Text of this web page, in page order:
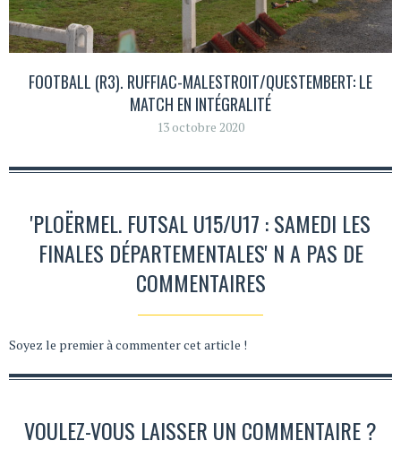
FOOTBALL (R3). RUFFIAC-MALESTROIT/QUESTEMBERT: LE
MATCH EN INTÉGRALITÉ
13 octobre 2020
'PLOËRMEL. FUTSAL U15/U17 : SAMEDI LES
FINALES DÉPARTEMENTALES' N A PAS DE
COMMENTAIRES
Soyez le premier à commenter cet article !
VOULEZ-VOUS LAISSER UN COMMENTAIRE ?